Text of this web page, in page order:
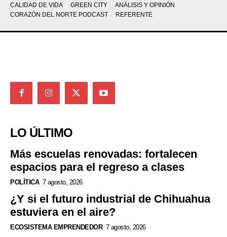
CALIDAD DE VIDA
GREEN CITY
ANÁLISIS Y OPINIÓN
CORAZÓN DEL NORTE PODCAST
REFERENTE
LO ÚLTIMO
Más escuelas renovadas: fortalecen
espacios para el regreso a clases
POLÍTICA 7 agosto, 2026
¿Y si el futuro industrial de Chihuahua
estuviera en el aire?
ECOSISTEMA EMPRENDEDOR 7 agosto, 2026